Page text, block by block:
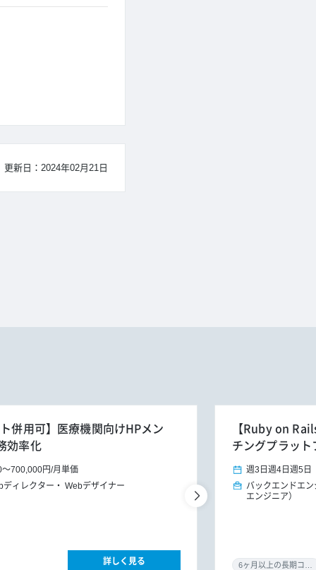
更新日：2024年02月21日
併用可】医療機関向けHPメン
効率化
～700,000円/月単価
ディレクター
Webデザイナー
詳しく見る
【Ruby on
チングプラッ
週3日 週4日 週5日
バックエンドエン
エンジニア）